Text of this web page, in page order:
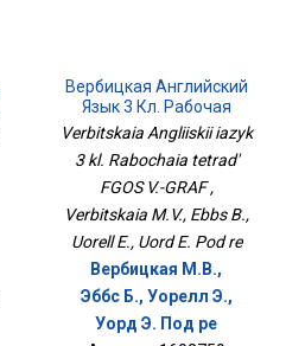
Вербицкая Английский
Язык 3 Кл. Рабочая
Тетрадь ФГОС В.-ГРАФ
Verbitskaia Angliiskii iazyk
3 kl. Rabochaia tetrad'
FGOS V.-GRAF ,
Verbitskaia M.V., Ebbs B.,
Uorell E., Uord E. Pod re
Вербицкая М.В.,
Эббс Б., Уорелл Э.,
Уорд Э. Под ре